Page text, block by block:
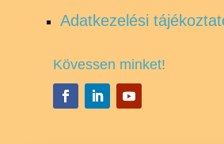
Adatkezelési
Kövessen minket!